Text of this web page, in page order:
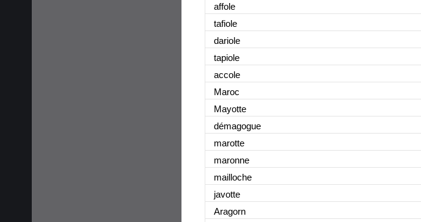
affole
tafiole
dariole
tapiole
accole
Maroc
Mayotte
démagogue
marotte
maronne
mailloche
javotte
Aragorn